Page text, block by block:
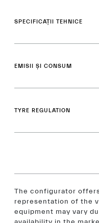
SPECIFICAȚII TEHNICE
EMISII ȘI CONSUM
TYRE REGULATION
The configurator
representation of the
equipment may vary